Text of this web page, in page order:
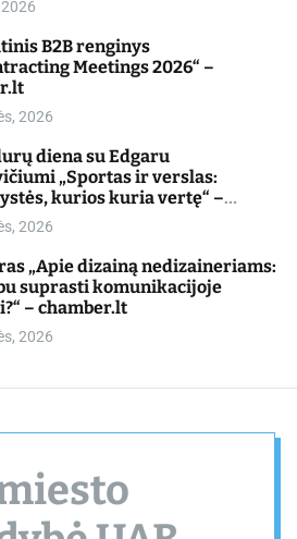
B2B renginys
Meetings 2026“ –
2026
diena su Edgaru
„Sportas ir verslas:
kurios kuria vertę“ –
2026
„Apie dizainą nedizaineriams:
suprasti komunikacijoje
– chamber.lt
2026